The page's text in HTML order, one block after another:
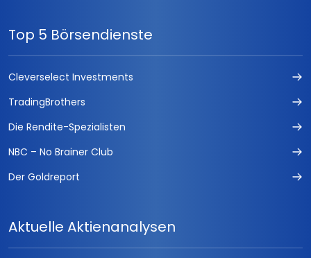
Top 5 Börsendienste
Cleverselect Investments
TradingBrothers
Die Rendite-Spezialisten
NBC – No Brainer Club
Der Goldreport
Aktuelle Aktienanalysen